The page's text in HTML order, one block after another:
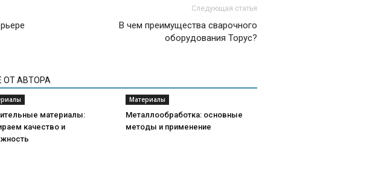
Следующая статья
В чем преимущества сварочного
оборудования Торус?
ОТ АВТОРА
материалы:
качество и
Материалы
Металлообработка: основные
методы и применение